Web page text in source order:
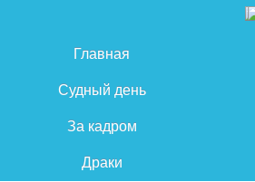
Главная
Судный день
За кадром
Драки